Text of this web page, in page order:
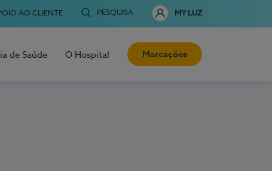
AO CLIENTE PESQUISA MY LUZ
de Saúde O Hospital Marcações